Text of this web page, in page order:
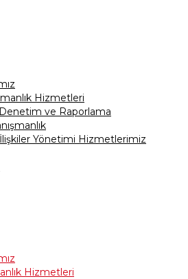
Hizmetleri
Denetim ve Raporlama
Yönetimi Hizmetlerimiz
Hizmetleri